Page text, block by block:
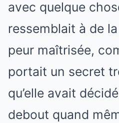
avec quelque
ressemblait à de
peur maîtrisée,
portait un secret
qu’elle avait
debout quand